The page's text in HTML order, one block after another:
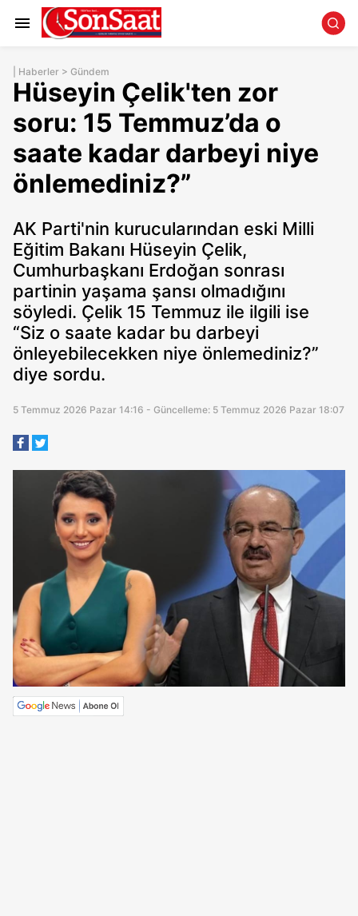
Haberler > Gündem
Hüseyin Çelik'ten zor
soru: 15 Temmuz’da o
saate kadar darbeyi niye
önlemediniz?”
AK Parti'nin kurucularından eski Milli
Eğitim Bakanı Hüseyin Çelik,
Cumhurbaşkanı Erdoğan sonrası
partinin yaşama şansı olmadığını
söyledi. Çelik 15 Temmuz ile ilgili ise
“Siz o saate kadar bu darbeyi
önleyebilecekken niye önlemediniz?”
diye sordu.
5 Temmuz 2026 Pazar 14:16 - Güncelleme: 5 Temmuz 2026 Pazar 18:07